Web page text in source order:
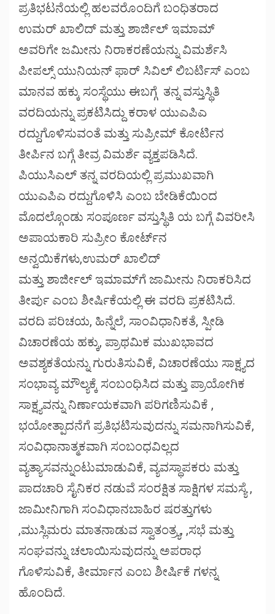
ಪ್ರತಿಭಟನೆಯಲ್ಲಿ ಹಲವರೊಂದಿಗೆ ಬಂಧಿತರಾದ
ಉಮರ್ ಖಾಲಿದ್ ಮತ್ತು ಶಾರ್ಜಿಲ್ ಇಮಾಮ್
ಅವರಿಗೇ ಜಮೀನು ನಿರಾಕರಣೆಯನ್ನು ವಿಮರ್ಶೆಸಿ
ಪೀಪಲ್ಸ್ ಯುನಿಯನ್ ಫಾರ್ ಸಿವಿಲ್ ಲಿಬರ್ಟಿಸ್ ಎಂಬ
ಮಾನವ ಹಕ್ಕು ಸಂಸ್ಥೆಯು ಈಬಗ್ಗೆ ತನ್ನ ವಸ್ತುಸ್ಥಿತಿ
ವರದಿಯನ್ನು ಪ್ರಕಟಿಸಿದ್ದು ಕರಾಳ ಯುಎಪಿಎ
ರದ್ದುಗೊಳಿಸುವಂತೆ ಮತ್ತು ಸುಪ್ರೀಮ್ ಕೋರ್ಟಿನ
ತೀರ್ಪಿನ ಬಗ್ಗೆ ತೀವ್ರ ವಿಮರ್ಶೆ ವ್ಯಕ್ತಪಡಿಸಿದೆ.
ಪಿಯುಸಿಎಲ್ ತನ್ನ ವರದಿಯಲ್ಲಿ ಪ್ರಮುಖವಾಗಿ
ಯುಎಪಿಎ ರದ್ದುಗೊಳಿಸಿ ಎಂಬ ಬೇಡಿಕೆಯಿಂದ
ಮೊದಲ್ಗೊಂಡು ಸಂಪೂರ್ಣ ವಸ್ತುಸ್ಥಿತಿ ಯ ಬಗ್ಗೆ ವಿವರೀಸಿ
ಅಪಾಯಕಾರಿ ಸುಪ್ರೀಂ ಕೋರ್ಟ್‌ನ
ಅನ್ವಯಿಕೆಗಳು,ಉಮರ್ ಖಾಲಿದ್
ಮತ್ತು ಶಾರ್ಜೀಲ್ ಇಮಾಮ್‌ಗೆ ಜಾಮೀನು ನಿರಾಕರಿಸಿದ
ತೀರ್ಪು ಎಂಬ ಶೀರ್ಷಿಕೆಯಲ್ಲಿ ಈ ವರದಿ ಪ್ರಕಟಿಸಿದೆ.
ವರದಿ ಪರಿಚಯ, ಹಿನ್ನೆಲೆ, ಸಾಂವಿಧಾನಿಕತೆ, ಸ್ಪೀಡಿ
ವಿಚಾರಣೆಯ ಹಕ್ಕು, ಪ್ರಾಥಮಿಕ ಮುಖಭಾವದ
ಅವಶ್ಯಕತೆಯನ್ನು ಗುರುತಿಸುವಿಕೆ, ವಿಚಾರಣೆಯು ಸಾಕ್ಷ್ಯದ
ಸಂಭಾವ್ಯ ಮೌಲ್ಯಕ್ಕೆ ಸಂಬಂಧಿಸಿದ ಮತ್ತು ಪ್ರಾಯೋಗಿಕ
ಸಾಕ್ಷ್ಯವನ್ನು ನಿರ್ಣಾಯಕವಾಗಿ ಪರಿಗಣಿಸುವಿಕೆ ,
ಭಯೋತ್ಪಾದನೆಗೆ ಪ್ರತಿಭಟಿಸುವುದನ್ನು ಸಮನಾಗಿಸುವಿಕೆ,
ಸಂವಿಧಾನಾತ್ಮಕವಾಗಿ ಸಂಬಂಧವಿಲ್ಲದ
ವ್ಯತ್ಯಾಸವನ್ನುಂಟುಮಾಡುವಿಕೆ, ವ್ಯವಸ್ಥಾಪಕರು ಮತ್ತು
ಪಾದಚಾರಿ ಸೈನಿಕರ ನಡುವೆ ಸಂರಕ್ಷಿತ ಸಾಕ್ಷಿಗಳ ಸಮಸ್ಯೆ ,
ಜಾಮೀನಿಗಾಗಿ ಸಂವಿಧಾನಬಾಹಿರ ಷರತ್ತುಗಳು
,ಮುಸ್ಲಿಮರು ಮಾತನಾಡುವ ಸ್ವಾತಂತ್ರ್ಯ, ,ಸಭೆ ಮತ್ತು
ಸಂಘವನ್ನು ಚಲಾಯಿಸುವುದನ್ನು ಅಪರಾಧ
ಗೊಳಿಸುವಿಕೆ, ತೀರ್ಮಾನ ಎಂಬ ಶೀರ್ಷಿಕೆ ಗಳನ್ನ
ಹೊಂದಿದೆ.